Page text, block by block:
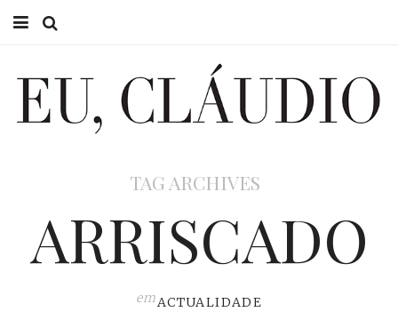
EU CLÁUDIO
EU, PAI
TAG ARCHIVES
ARRISCADO
emACTUALIDADE